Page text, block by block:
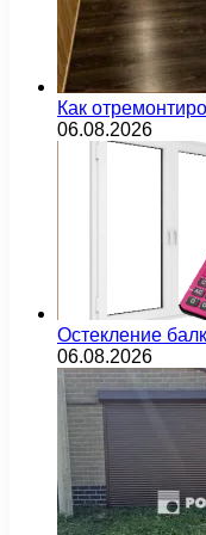
Как
06.08.2026
Остекление
06.08.2026